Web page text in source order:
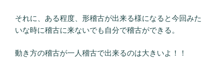
それに、ある程度、形稽古が出来る様になると今回みた
いな時に稽古に来ないでも自分で稽古ができる。
動き方の稽古が一人稽古で出来るのは大きいよ！！